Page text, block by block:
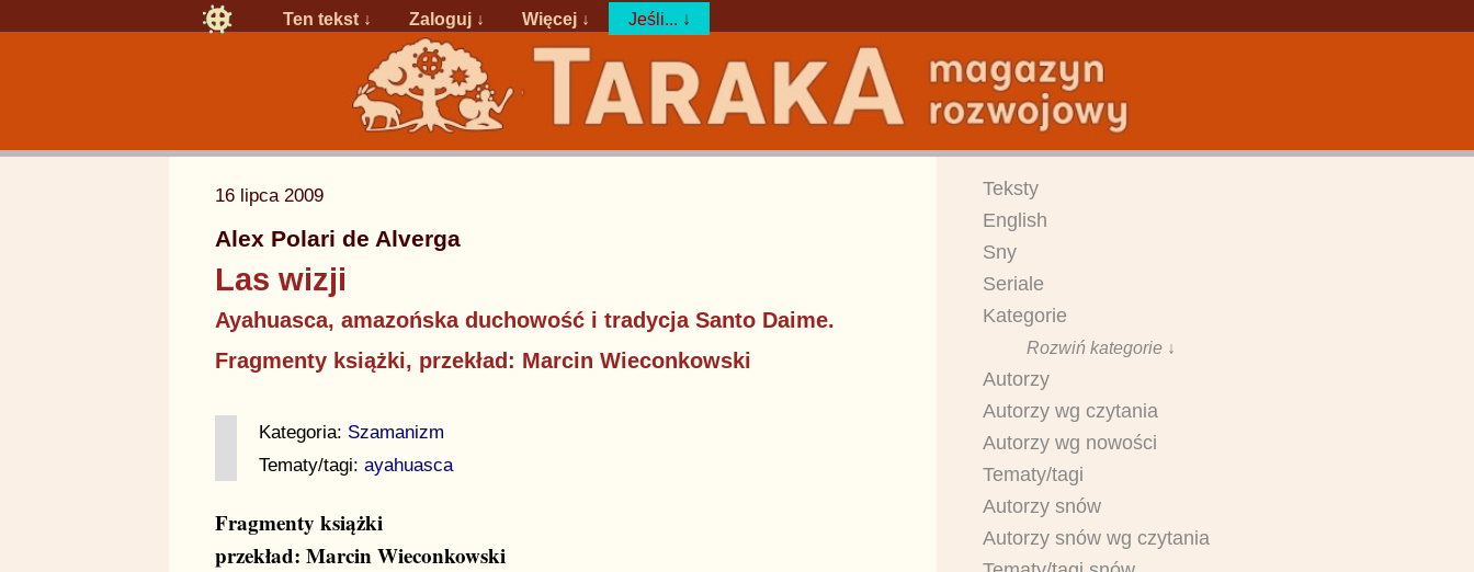
Ten tekst ↓ Zaloguj ↓ Więcej ↓ Jeśli... ↓
16 lipca 2009
Alex Polari de Alverga
Las wizji
Ayahuasca, amazońska duchowość i tradycja Santo Daime.
Fragmenty książki, przekład: Marcin Wieconkowski
Kategoria: Szamanizm
Tematy/tagi: ayahuasca
Fragmenty książki
przekład: Marcin Wieconkowski
Teksty
English
Sny
Seriale
Kategorie
Rozwiń kategorie ↓
Autorzy
Autorzy wg czytania
Autorzy wg nowości
Tematy/tagi
Autorzy snów
Autorzy snów wg czytania